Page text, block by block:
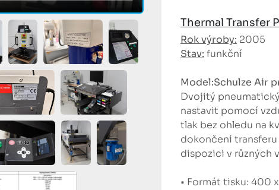
Thermal Transfer
Rok výroby: 2005
Stav: funkční
Model:Schulze Air
Dvojitý
nastavit pomocí
tlak bez ohledu na
dokončení
dispozici v různých
• Formát tisku: 400